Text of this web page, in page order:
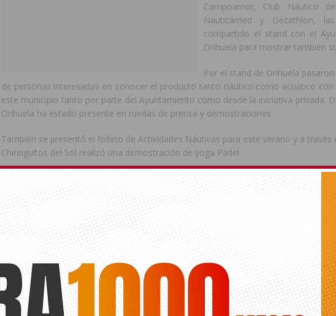
Campoamor, Club Náutico
Nauticamed y Decathlon,
compartido el stand con el
Orihuela para mostrar también
Por el stand de Orihuela
de personas interesadas en conocer el producto tanto náutico como acuático con
este municipio tanto por parte del Ayuntamiento como desde la iniciativa privada.
Orihuela ha estado presente en ruedas de prensa y demostraciones.
También se presentó el folleto de Actividades Náuticas para este verano y a través
Chiringuitos del Sol realizó una demostración de yoga Padel.
También puede interesar
No related posts.
MEDSEA ACTIVIDADES NÁUTICAS ORIHUELA TURISMO DEPORTIVO